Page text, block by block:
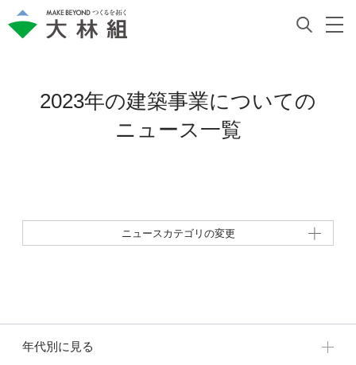
2023年の建築事業についての
ニュース一覧
ニュースカテゴリの変更
年代別に見る